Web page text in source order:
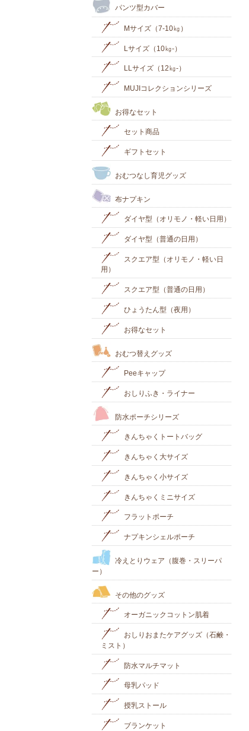
パンツ型カバー
Mサイズ（7-10㎏）
Lサイズ（10㎏-）
LLサイズ（12㎏-）
MUJIコレクションシリーズ
お得なセット
セット商品
ギフトセット
おむつなし育児グッズ
布ナプキン
ダイヤ型（オリモノ・軽い日用）
ダイヤ型（普通の日用）
スクエア型（オリモノ・軽い日
用）
スクエア型（普通の日用）
ひょうたん型（夜用）
お得なセット
おむつ替えグッズ
Peeキャップ
おしりふき・ライナー
防水ポーチシリーズ
きんちゃくトートバッグ
きんちゃく大サイズ
きんちゃく小サイズ
きんちゃくミニサイズ
フラットポーチ
ナプキンシェルポーチ
冷えとりウェア（腹巻・スリーパ
ー）
その他のグッズ
オーガニックコットン肌着
おしりおまたケアグッズ（石鹸・
ミスト）
防水マルチマット
母乳パッド
授乳ストール
ブランケット